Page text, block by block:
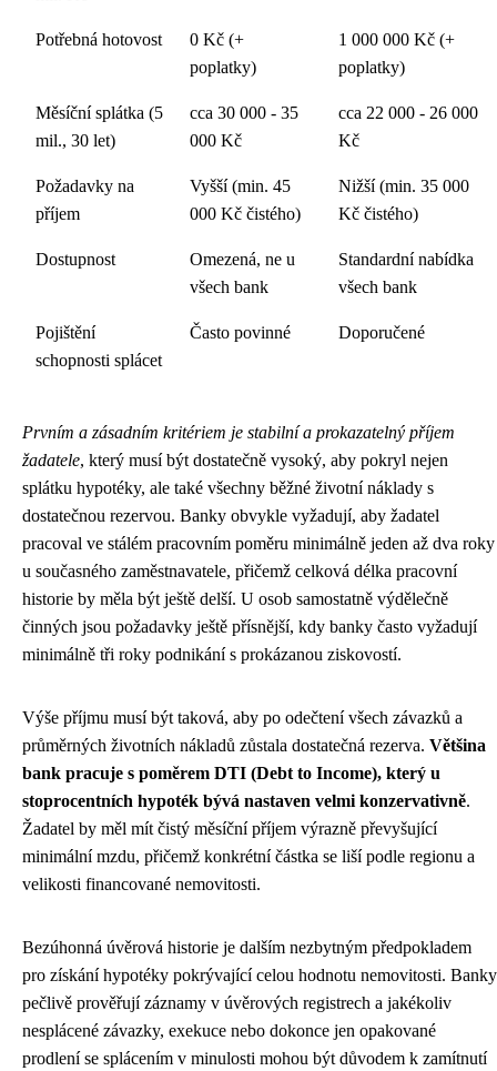
Potřebná hotovost
0 Kč (+
poplatky)
1 000 000 Kč (+
poplatky)
Měsíční splátka (5
mil., 30 let)
cca 30 000 - 35
000 Kč
cca 22 000 - 26 000
Kč
Požadavky na
příjem
Vyšší (min. 45
000 Kč čistého)
Nižší (min. 35 000
Kč čistého)
Dostupnost
Omezená, ne u
všech bank
Standardní nabídka
všech bank
Pojištění
schopnosti splácet
Často povinné Doporučené
Prvním a zásadním kritériem je stabilní a prokazatelný příjem
žadatele, který musí být dostatečně vysoký, aby pokryl nejen
splátku hypotéky, ale také všechny běžné životní náklady s
dostatečnou rezervou. Banky obvykle vyžadují, aby žadatel
pracoval ve stálém pracovním poměru minimálně jeden až dva roky
u současného zaměstnavatele, přičemž celková délka pracovní
historie by měla být ještě delší. U osob samostatně výdělečně
činných jsou požadavky ještě přísnější, kdy banky často vyžadují
minimálně tři roky podnikání s prokázanou ziskovostí.
Výše příjmu musí být taková, aby po odečtení všech závazků a
průměrných životních nákladů zůstala dostatečná rezerva. Většina
bank pracuje s poměrem DTI (Debt to Income), který u
stoprocentních hypoték bývá nastaven velmi konzervativně.
Žadatel by měl mít čistý měsíční příjem výrazně převyšující
minimální mzdu, přičemž konkrétní částka se liší podle regionu a
velikosti financované nemovitosti.
Bezúhonná úvěrová historie je dalším nezbytným předpokladem
pro získání hypotéky pokrývající celou hodnotu nemovitosti. Banky
pečlivě prověřují záznamy v úvěrových registrech a jakékoliv
nesplácené závazky, exekuce nebo dokonce jen opakované
prodlení se splácením v minulosti mohou být důvodem k zamítnutí